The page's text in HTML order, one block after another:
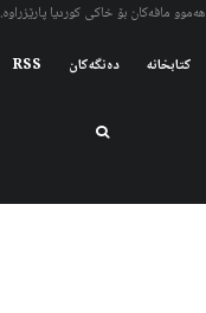
هەموو مافەکان بۆ خاکی کوردیا پارێزراوە.
کتابخانه دەنگەکان RSS